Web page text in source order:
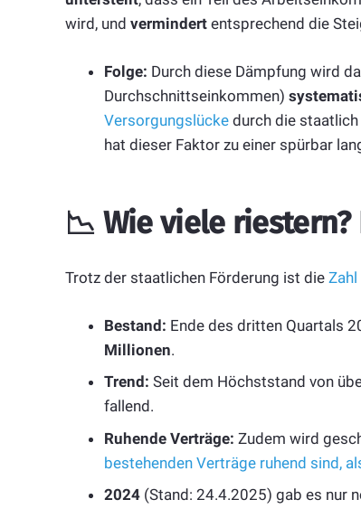
wird, und vermindert entsprechend die
Folge: Durch diese Dämpfung wird
Durchschnittseinkommen)
Versorgungslückedurch die staatlich
hat dieser Faktor zu einer spürbar
📉 Wie viele
Trotz der staatlichen Förderung ist die
Bestand: Ende des dritten Quartals
Millionen.
Trend: Seit dem Höchststand von
fallend.
Ruhende Verträge: Zudem wird
bestehenden Verträge ruhend sind,
2024(Stand: 24.4.2025) gab es nur